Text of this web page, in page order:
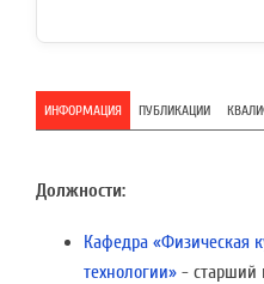
ИНФОРМАЦИЯ ПУБЛИКАЦИИ
Должности:
Кафедра «Физическая
технологии» - старший